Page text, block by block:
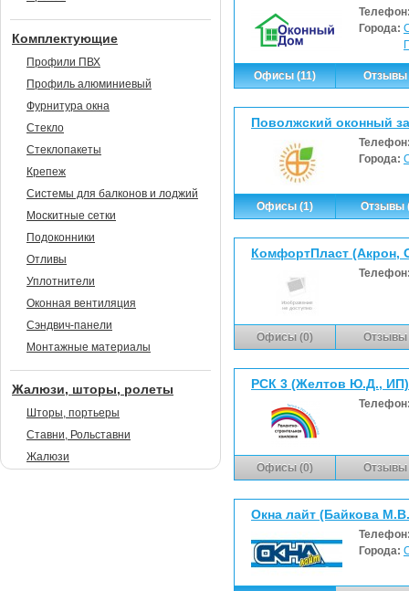
Города:
Офисы (11) Отзывы
Поволжский оконный
Города:
Офисы (1) Отзывы
КомфортПласт (Акрон,
Офисы (0) Отзывы
РСК 3 (Желтов Ю.Д., ИП)
Офисы (0) Отзывы
Окна лайт (Байкова
Города:
Комплектующие
Профили ПВХ
Профиль алюминиевый
Фурнитура окна
Стекло
Стеклопакеты
Крепеж
Системы для балконов и лоджий
Москитные сетки
Подоконники
Отливы
Уплотнители
Оконная вентиляция
Сэндвич-панели
Монтажные материалы
Жалюзи, шторы, ролеты
Шторы, портьеры
Ставни, Рольставни
Жалюзи